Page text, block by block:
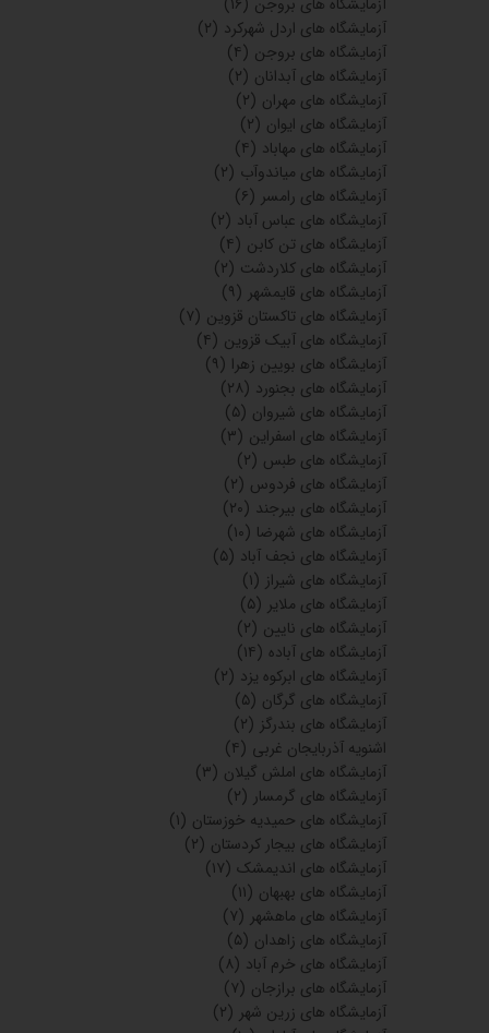
آزمایشگاه های اردل شهرکرد (۲)
آزمایشگاه های بروجن (۴)
آزمایشگاه های آبدانان (۲)
آزمایشگاه های مهران (۲)
آزمایشگاه های ایوان (۲)
آزمایشگاه های مهاباد (۴)
آزمایشگاه های میاندوآب (۲)
آزمایشگاه های رامسر (۶)
آزمایشگاه های عباس آباد (۲)
آزمایشگاه های تن کابن (۴)
آزمایشگاه های کلاردشت (۲)
آزمایشگاه های قایمشهر (۹)
آزمایشگاه های تاکستان قزوین (۷)
آزمایشگاه های آبیک قزوین (۴)
آزمایشگاه های بویین زهرا (۹)
آزمایشگاه های بجنورد (۲۸)
آزمایشگاه های شیروان (۵)
آزمایشگاه های اسفراین (۳)
آزمایشگاه های طبس (۲)
آزمایشگاه های فردوس (۲)
آزمایشگاه های بیرجند (۲۰)
آزمایشگاه های شهرضا (۱۰)
آزمایشگاه های نجف آباد (۵)
آزمایشگاه های شیراز (۱)
آزمایشگاه های ملایر (۵)
آزمایشگاه های نایین (۲)
آزمایشگاه های آباده (۱۴)
آزمایشگاه های ابرکوه یزد (۲)
آزمایشگاه های گرگان (۵)
آزمایشگاه های بندرگز (۲)
اشنویه آذربایجان غربی (۴)
آزمایشگاه های املش گیلان (۳)
آزمایشگاه های گرمسار (۲)
آزمایشگاه های حمیدیه خوزستان (۱)
آزمایشگاه های بیجار کردستان (۲)
آزمایشگاه های اندیمشک (۱۷)
آزمایشگاه های بهبهان (۱۱)
آزمایشگاه های ماهشهر (۷)
آزمایشگاه های زاهدان (۵)
آزمایشگاه های خرم آباد (۸)
آزمایشگاه های برازجان (۷)
آزمایشگاه های زرین شهر (۲)